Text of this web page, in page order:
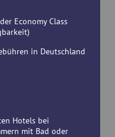
Economy Class
in Deutschland
Hotels bei
mit Bad oder